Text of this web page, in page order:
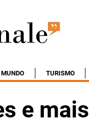
MUNDO TURISMO
e